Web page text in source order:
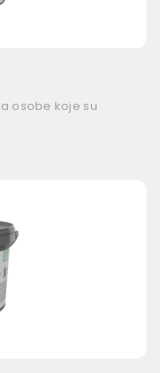
osobe koje su